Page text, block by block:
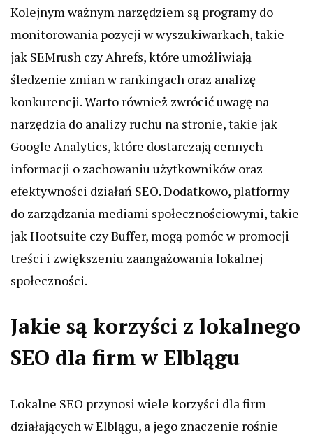
Kolejnym ważnym narzędziem są programy do
monitorowania pozycji w wyszukiwarkach, takie
jak SEMrush czy Ahrefs, które umożliwiają
śledzenie zmian w rankingach oraz analizę
konkurencji. Warto również zwrócić uwagę na
narzędzia do analizy ruchu na stronie, takie jak
Google Analytics, które dostarczają cennych
informacji o zachowaniu użytkowników oraz
efektywności działań SEO. Dodatkowo, platformy
do zarządzania mediami społecznościowymi, takie
jak Hootsuite czy Buffer, mogą pomóc w promocji
treści i zwiększeniu zaangażowania lokalnej
społeczności.
Jakie są korzyści z lokalnego
SEO dla firm w Elblągu
Lokalne SEO przynosi wiele korzyści dla firm
działających w Elblągu, a jego znaczenie rośnie